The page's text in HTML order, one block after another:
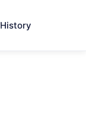
History